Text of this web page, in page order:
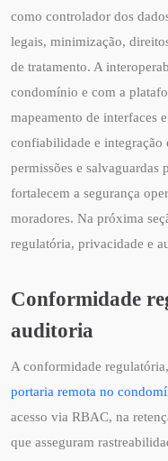
como controlador dos
legais, minimização,
de tratamento. A
condomínio e com a
mapeamento de interfaces
confiabilidade e integração
permissões e salvaguardas
fortalecem a segurança
moradores. Na próxima
regulatória, privacidade e
Conformidade
auditoria
A conformidade
portaria remota no
acesso via RBAC, na
que asseguram